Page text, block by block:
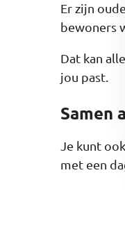
Er zijn
bewoners
Dat kan
jou past.
Samen
Je kunt
met een